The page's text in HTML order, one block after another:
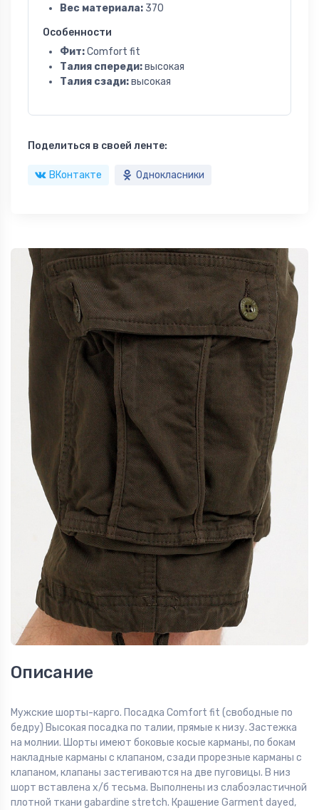
Вес материала: 370
Особенности
Фит:Comfort fit
Талия спереди:высокая
Талия сзади:высокая
Поделиться в своей ленте:
ВКонтакте Однокласники
Описание
Мужские шорты-карго. Посадка Comfort fit (свободные по
бедру) Высокая посадка по талии, прямые к низу. Застежка
на молнии. Шорты имеют боковые косые карманы, по бокам
накладные карманы с клапаном, сзади прорезные карманы с
клапаном, клапаны застегиваются на две пуговицы. В низ
шорт вставлена х/б тесьма. Выполнены из слабоэластичной
плотной ткани gabardine stretch. Крашение Garment dayed,